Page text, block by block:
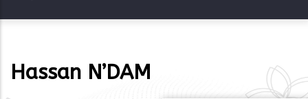
Hassan N’DAM